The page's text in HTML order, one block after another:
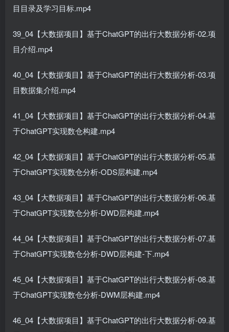
目目录及学习目标.mp4
39_04【大数据项目】基于ChatGPT的出行大数据分析-02.项
目介绍.mp4
40_04【大数据项目】基于ChatGPT的出行大数据分析-03.项
目数据集介绍.mp4
41_04【大数据项目】基于ChatGPT的出行大数据分析-04.基
于ChatGPT实现数仓构建.mp4
42_04【大数据项目】基于ChatGPT的出行大数据分析-05.基
于ChatGPT实现数仓分析-ODS层构建.mp4
43_04【大数据项目】基于ChatGPT的出行大数据分析-06.基
于ChatGPT实现数仓分析-DWD层构建.mp4
44_04【大数据项目】基于ChatGPT的出行大数据分析-07.基
于ChatGPT实现数仓分析-DWD层构建-下.mp4
45_04【大数据项目】基于ChatGPT的出行大数据分析-08.基
于ChatGPT实现数仓分析-DWM层构建.mp4
46_04【大数据项目】基于ChatGPT的出行大数据分析-09.基